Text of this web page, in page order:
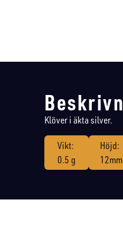
Klöver i äkta silver.
Vikt:
0.5 g
Höjd:
12mm